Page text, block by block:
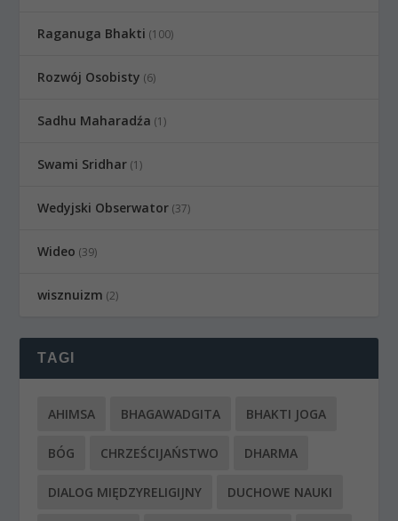
Raganuga Bhakti (100)
Rozwój Osobisty (6)
Sadhu Maharadźa (1)
Swami Sridhar (1)
Wedyjski Obserwator (37)
Wideo (39)
wisznuizm (2)
TAGI
AHIMSA BHAGAWADGITA BHAKTI JOGA
BÓG CHRZEŚCIJAŃSTWO DHARMA
DIALOG MIĘDZYRELIGIJNY DUCHOWE NAUKI